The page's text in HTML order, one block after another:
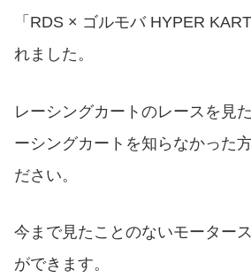
「RDS × ゴルモバ HYPER
れました。
レーシングカートのレースを見
ーシングカートを知らなかった
ださい。
今まで見たことのないモーター
ができます。